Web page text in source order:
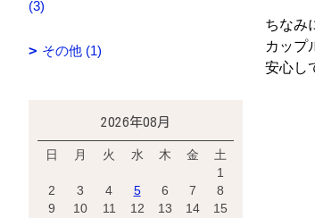
ちなみ
カップ
安心し
(3)
その他 (1)
2026年08月
日 月 火 水 木 金
土
1
2
3 4 5 6 7
8
9
10 11 12 13 14
15